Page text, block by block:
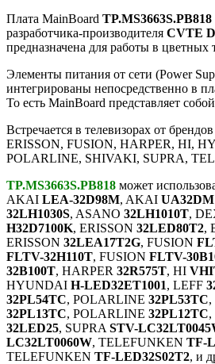
Плата MainBoard TP.MS3663S.PB818
разработчика-производителя CVTE
предназначена для работы в
Элементы питания от сети (Power
интегрированы непосредственно в
То есть MainBoard представляет
Встречается в телевизорах от
ERISSON, FUSION, HARPER, HI,
POLARLINE, SHIVAKI, SUPRA,
TP.MS3663S.PB818 может
AKAI LEA-32D98M, AKAI
32LH1030S, ASANO 32LH1010T,
H32D7100K, ERISSON 32LED80T2,
ERISSON 32LEA17T2G, FUSION
FLTV-32H110T, FUSION FLTV-
32B100T, HARPER 32R575T, HI
HYUNDAI H-LED32ET1001, LEFF
32PL54TC, POLARLINE 32PL53TC,
32PL13TC, POLARLINE 32PL12TC,
32LED25, SUPRA STV-
LC32LT0060W, TELEFUNKEN TF-
TELEFUNKEN TF-LED32S02T2, и